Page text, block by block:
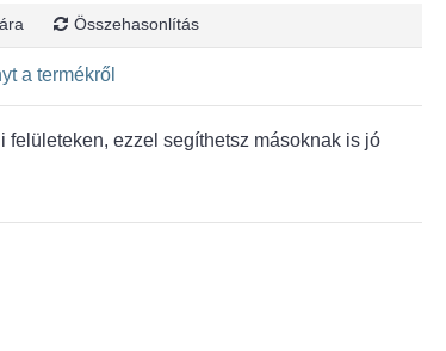
Összehasonlítás
a termékről
felületeken, ezzel segíthetsz másoknak is jó